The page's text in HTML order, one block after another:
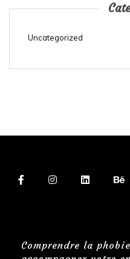
Uncategorized
Comprendre la